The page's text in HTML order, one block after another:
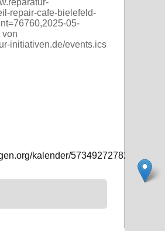
repair-cafe-bielefeld-
05-
von
initiativen.de/events.ics
kalender/